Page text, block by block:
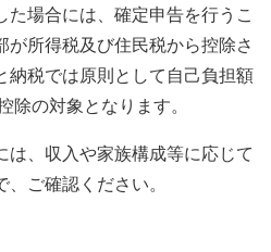
場合には、確定申告を行うこ
が所得税及び住民税から控除さ
納税では原則として自己負担額
除の対象となります。
は、収入や家族構成等に応じて
ご確認ください。